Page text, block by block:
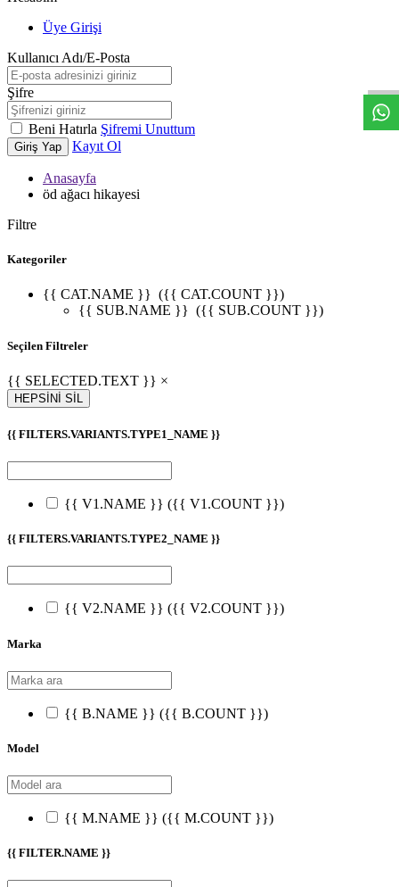
Üye Girişi
Kullanıcı Adı/E-Posta
Şifre
Beni Hatırla Şifremi Unuttum
Giriş Yap Kayıt Ol
Anasayfa
öd ağacı hikayesi
Filtre
Kategoriler
{{ CAT.NAME }} ({{ CAT.COUNT }})
{{ SUB.NAME }} ({{ SUB.COUNT }})
Seçilen Filtreler
{{ SELECTED.TEXT }} ×
HEPSİNİ SİL
{{ FILTERS.VARIANTS.TYPE1_NAME }}
{{ V1.NAME }} ({{ V1.COUNT }})
{{ FILTERS.VARIANTS.TYPE2_NAME }}
{{ V2.NAME }} ({{ V2.COUNT }})
Marka
{{ B.NAME }} ({{ B.COUNT }})
Model
{{ M.NAME }} ({{ M.COUNT }})
{{ FILTER.NAME }}